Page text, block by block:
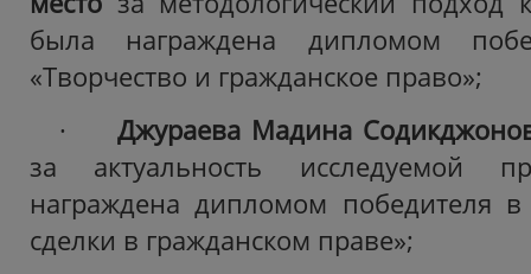
была награждена дипломом
«Творчество и гражданское право»;
·Джураева Мадина
за актуальность исследуемой
награждена дипломом победителя
сделки в гражданском праве»;